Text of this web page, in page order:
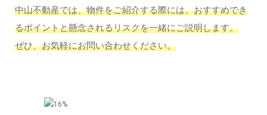
中山不動産では、物件をご紹介する際には、おすすめでき
るポイントと懸念されるリスクを一緒にご説明します。
ぜひ、お気軽にお問い合わせください。